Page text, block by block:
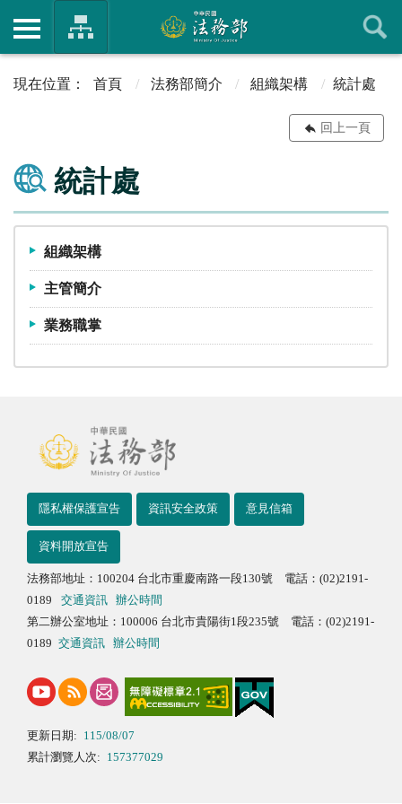
首頁 法務部簡介 組織架構 統計處
回上一頁
統計處
組織架構
主管簡介
業務職掌
隱私權保護宣告 資訊安全政策 意見信箱
資料開放宣告
法務部地址：100204 台北市重慶南路一段130號 電話：(02)2191-
0189
交通資訊
辦公時間
第二辦公室地址：100006 台北市貴陽街1段235號 電話：(02)2191-
0189 交通資訊 辦公時間
更新日期: 115/08/07
累計瀏覽人次: 157377029